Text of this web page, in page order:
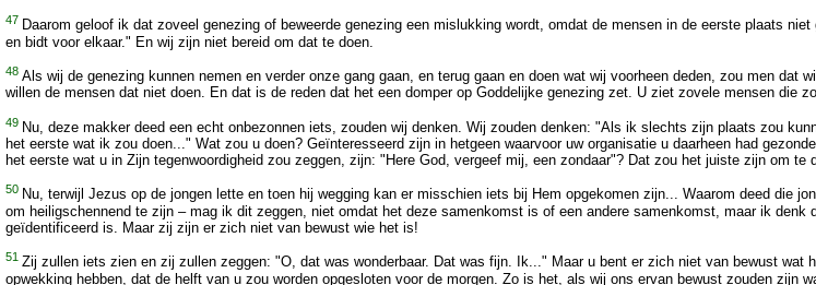
47 Daarom geloof ik dat zoveel genezing of beweerde genezing een mislukking wordt, omdat de mensen in de eerste plaats
en bidt voor elkaar." En wij zijn niet bereid om dat te doen.
48 Als wij de genezing kunnen nemen en verder onze gang gaan, en terug gaan en doen wat wij voorheen deden, zou men
willen de mensen dat niet doen. En dat is de reden dat het een domper op Goddelijke genezing zet. U ziet zovele mensen die
49 Nu, deze makker deed een echt onbezonnen iets, zouden wij denken. Wij zouden denken: "Als ik slechts zijn plaats zou
het eerste wat ik zou doen..." Wat zou u doen? Geïnteresseerd zijn in hetgeen waarvoor uw organisatie u daarheen had
het eerste wat u in Zijn tegenwoordigheid zou zeggen, zijn: "Here God, vergeef mij, een zondaar"? Dat zou het juiste zijn om te
50 Nu, terwijl Jezus op de jongen lette en toen hij wegging kan er misschien iets bij Hem opgekomen zijn... Waarom deed die
om heiligschennend te zijn – mag ik dit zeggen, niet omdat het deze samenkomst is of een andere samenkomst, maar ik
geïdentificeerd is. Maar zij zijn er zich niet van bewust wie het is!
51 Zij zullen iets zien en zij zullen zeggen: "O, dat was wonderbaar. Dat was fijn. Ik..." Maar u bent er zich niet van bewust
opwekking hebben, dat de helft van u zou worden opgesloten voor de morgen. Zo is het, als wij ons ervan bewust zouden